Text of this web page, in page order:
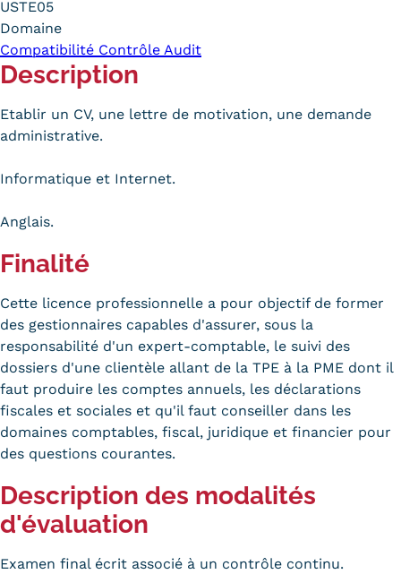
BFC
Quoi de neuf au Cnam BFC?
Contacts services
Formulaire de contact
Formations
Trouver votre formation
OFFRE NATIONALE
USTE05
Domaine
Compatibilité Contrôle Audit
Description
Etablir un CV, une lettre de motivation, une demande
administrative.
Informatique et Internet.
Anglais.
Finalité
Cette licence professionnelle a pour objectif de former
des gestionnaires capables d'assurer, sous la
responsabilité d'un expert-comptable, le suivi des
dossiers d'une clientèle allant de la TPE à la PME dont il
faut produire les comptes annuels, les déclarations
fiscales et sociales et qu'il faut conseiller dans les
domaines comptables, fiscal, juridique et financier pour
des questions courantes.
Description des modalités
d'évaluation
Examen final écrit associé à un contrôle continu.